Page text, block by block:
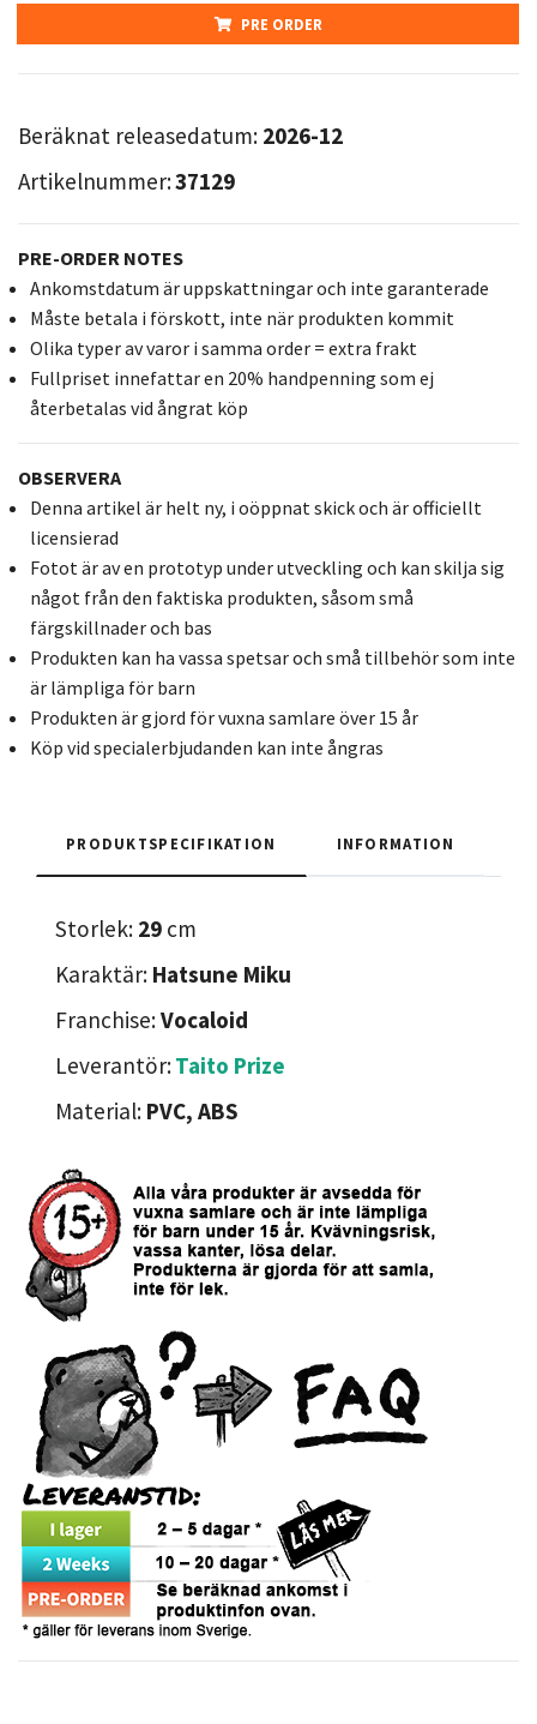
PRE ORDER
Beräknat releasedatum: 2026-12
Artikelnummer:37129
PRE-ORDER NOTES
Ankomstdatum är uppskattningar och inte garanterade
Måste betala i förskott, inte när produkten kommit
Olika typer av varor i samma order = extra frakt
Fullpriset innefattar en 20% handpenning som ej
återbetalas vid ångrat köp
OBSERVERA
Denna artikel är helt ny, i oöppnat skick och är officiellt
licensierad
Fotot är av en prototyp under utveckling och kan skilja sig
något från den faktiska produkten, såsom små
färgskillnader och bas
Produkten kan ha vassa spetsar och små tillbehör som inte
är lämpliga för barn
Produkten är gjord för vuxna samlare över 15 år
Köp vid specialerbjudanden kan inte ångras
PRODUKTSPECIFIKATION INFORMATION
Storlek: 29 cm
Karaktär: Hatsune Miku
Franchise:Vocaloid
Leverantör:Taito Prize
Material: PVC, ABS